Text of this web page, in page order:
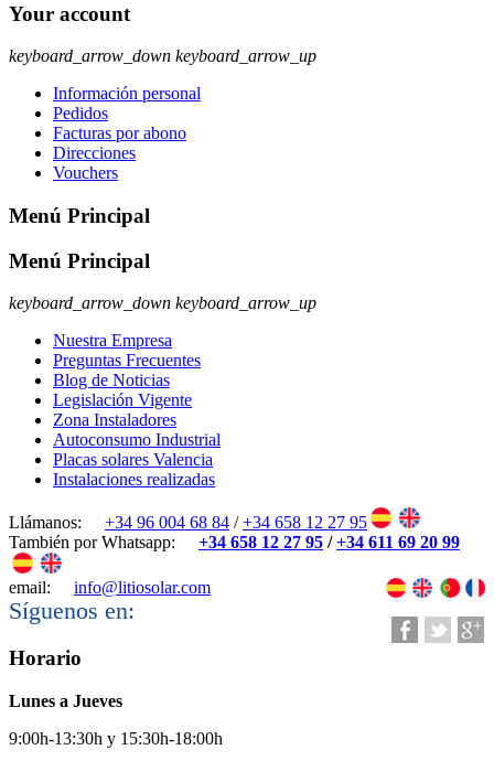
Your account
keyboard_arrow_down keyboard_arrow_up
Información personal
Pedidos
Facturas por abono
Direcciones
Vouchers
Menú Principal
Menú Principal
keyboard_arrow_down keyboard_arrow_up
Nuestra Empresa
Preguntas Frecuentes
Blog de Noticias
Legislación Vigente
Zona Instaladores
Autoconsumo Industrial
Placas solares Valencia
Instalaciones realizadas
Llámanos: +34 96 004 68 84 /+34 658 12 27 95
También por Whatsapp:
+34 658 12 27 95 /+34 611 69 20 99
email: info@litiosolar.com
Síguenos en:
Horario
Lunes a Jueves
9:00h-13:30h y 15:30h-18:00h